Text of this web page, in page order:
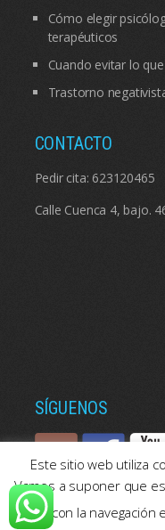
Cómo elegir
terapéuticos
Cuando evitar lo
Trastorno
CONTACTO
Pedir cita: 623120465
Calle Cuenca 4, bajo.
SÍGUENOS
© 2026: Psicologos
Este sitio web utiliza
Vamos a suponer que
con la navegación